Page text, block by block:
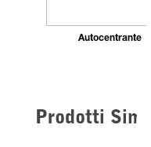
Autocentrante
Prodotti Simili